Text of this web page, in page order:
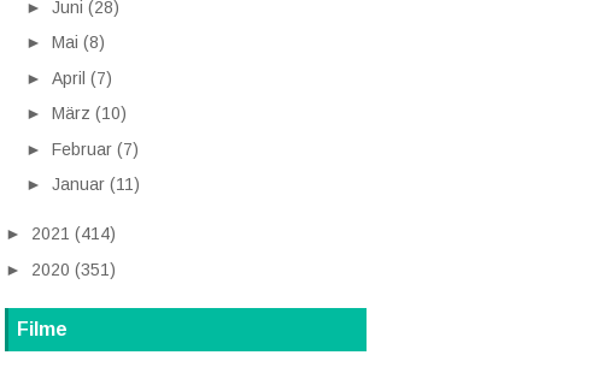
► Juni (28)
► Mai (8)
► April (7)
► März (10)
► Februar (7)
► Januar (11)
► 2021 (414)
► 2020 (351)
Filme